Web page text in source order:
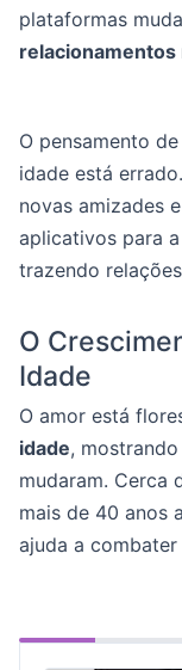
plataformas
relacionamentos
O pensamento
idade está
novas amizades
aplicativos para a
trazendo
O
Idade
O amor está
idade,
mudaram. Cerca
mais de 40 anos
ajuda a